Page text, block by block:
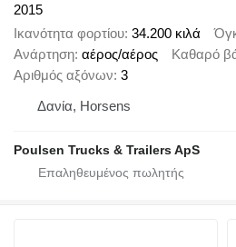
2015
Ικανότητα φορτίου 34.200 κιλά
Ανάρτηση αέρος/αέρος Καθαρό
Αριθμός αξόνων 3
Δανία, Horsens
Poulsen Trucks & Trailers ApS